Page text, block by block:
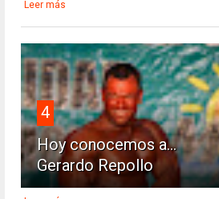
Leer más
4
Hoy conocemos a...
Gerardo Repollo